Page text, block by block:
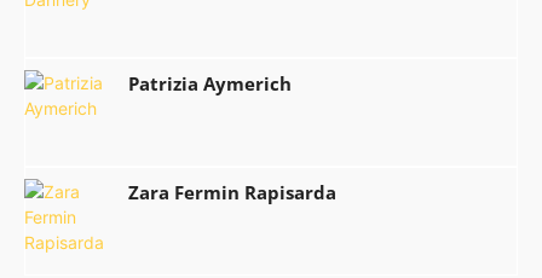
Patrizia Aymerich
Zara Fermin Rapisarda